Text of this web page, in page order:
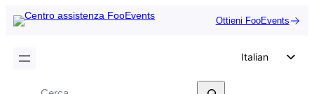
Ottieni FooEvents
Italian
Ricerca